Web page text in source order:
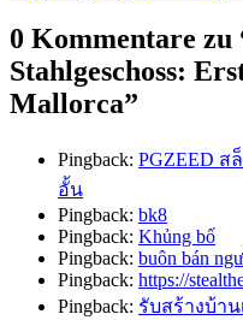
0 Kommentare zu
Stahlgeschoss:
Mallorca”
Pingback: PGZEED ส
อั้น
Pingback: bk8
Pingback: Khủng bố
Pingback: buôn bán
Pingback: https://
Pingback: รับสร้างบ้า